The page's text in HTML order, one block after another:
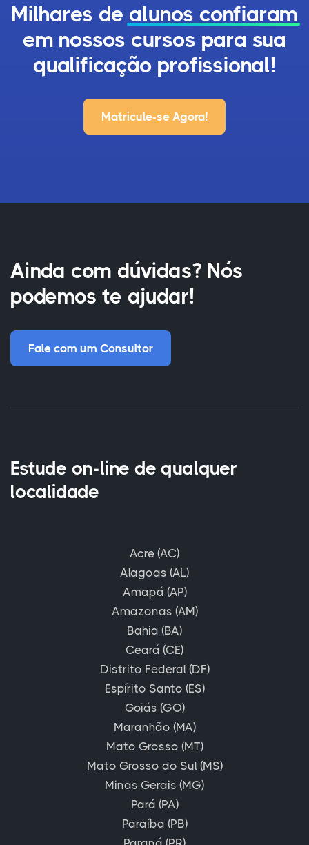
Milhares de alunos confiaram
em nossos cursos para sua
qualificação profissional!
Matricule-se Agora!
Ainda com dúvidas? Nós
podemos te ajudar!
Fale com um Consultor
Estude on-line de qualquer
localidade
Acre (AC)
Alagoas (AL)
Amapá (AP)
Amazonas (AM)
Bahia (BA)
Ceará (CE)
Distrito Federal (DF)
Espírito Santo (ES)
Goiás (GO)
Maranhão (MA)
Mato Grosso (MT)
Mato Grosso do Sul (MS)
Minas Gerais (MG)
Pará (PA)
Paraíba (PB)